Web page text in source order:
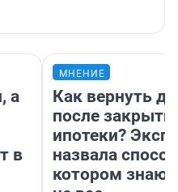
а
в
МНЕНИЕ
Как вернуть
после
ипотеки?
назвала
котором